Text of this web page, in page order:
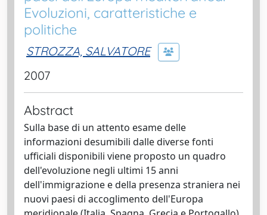
Evoluzioni, caratteristiche e
politiche
STROZZA, SALVATORE
2007
Abstract
Sulla base di un attento esame delle
informazioni desumibili dalle diverse fonti
ufficiali disponibili viene proposto un quadro
dell'evoluzione negli ultimi 15 anni
dell'immigrazione e della presenza straniera nei
nuovi paesi di accoglimento dell'Europa